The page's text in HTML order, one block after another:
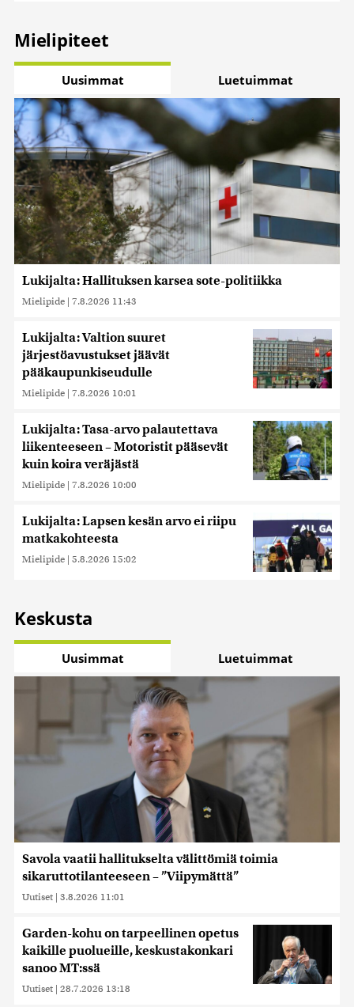
Mielipiteet
Uusimmat Luetuimmat
Lukijalta: Hallituksen karsea sote-politiikka
Mielipide | 7.8.2026 11:43
Lukijalta: Valtion suuret
järjestöavustukset jäävät
pääkaupunkiseudulle
Mielipide | 7.8.2026 10:01
Lukijalta: Tasa-arvo palautettava
liikenteeseen – Motoristit pääsevät
kuin koira veräjästä
Mielipide | 7.8.2026 10:00
Lukijalta: Lapsen kesän arvo ei riipu
matkakohteesta
Mielipide | 5.8.2026 15:02
Keskusta
Uusimmat Luetuimmat
Savola vaatii hallitukselta välittömiä toimia
sikaruttotilanteeseen – ”Viipymättä”
Uutiset | 3.8.2026 11:01
Garden-kohu on tarpeellinen opetus
kaikille puolueille, keskustakonkari
sanoo MT:ssä
Uutiset | 28.7.2026 13:18